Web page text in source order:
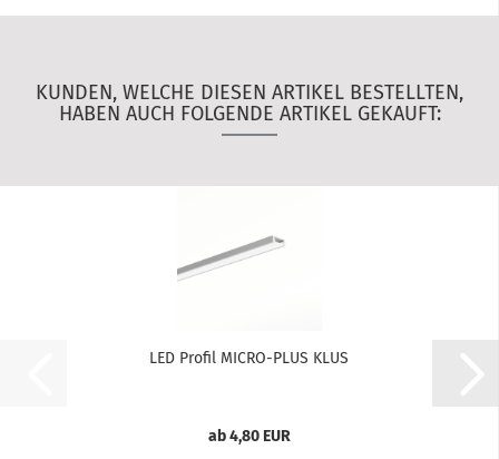
KUNDEN, WELCHE DIESEN ARTIKEL BESTELLTEN,
HABEN AUCH FOLGENDE ARTIKEL GEKAUFT:
LED Profil MICRO-PLUS KLUS
ab 4,80 EUR